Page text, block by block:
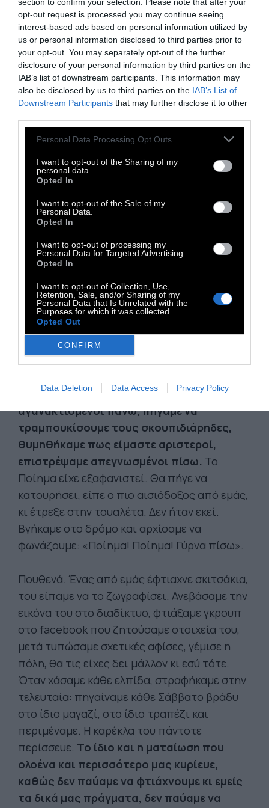
opt-out request is processed you may continue seeing
interest-based ads based on personal information utilized by
us or personal information disclosed to third parties prior to
your opt-out. You may separately opt-out of the further
disclosure of your personal information by third parties on the
IAB’s list of downstream participants. This information may
also be disclosed by us to third parties on the IAB’s List of
Downstream Participants that may further disclose it to other
Personal Data Processing Opt Outs
I want to opt-out of the Sharing of my
personal data.
Opted In
I want to opt-out of the Sale of my
Personal Data.
Opted In
I want to opt-out of processing my
Personal Data for Targeted Advertising.
Opted In
I want to opt-out of Collection, Use,
Retention, Sale, and/or Sharing of my
Personal Data that Is Unrelated with the
Purposes for which it was collected.
Opted Out
CONFIRM
Data Deletion Data Access Privacy Policy
καθόταν δηλαδή ο καθένας μας.
Όλα γκρεμίστηκαν από τον ήχο του
εκείνη την ώρα.
Πεταχτήκαμε
αγανακτισμένοι πάνω, πήγαμε να
τραμπουκίσουμε τους σκουπιδιάρηδες,
θυμηθήκαμε πως είμαστε αριστεροί,
επιστρέψαμε απεγνωσμένοι πίσω. Το
Ποίημα είχε εξαφανιστεί. Θα πήγε να
κατουρήσει, είπε ο πιο αισιόδοξος από εμάς,
κι έτρεξε στην τουαλέτα. Δεν ήταν εκεί.
Βγήκαμε στο δρόμο και αρχίσαμε να
φωνάζουμε: «Ποίημα! Ποίημα! Γύρνα πίσω».
Πουθενά. Ένας από εμάς έφτιαχνε σκιτσάκια,
του είπαμε να το ζωγραφίσει. Ανεβάσαμε την
εικόνα του στο διαδίκτυο, φτιάξαμε γκρουπ
στο facebook που ζητούσαμε στοιχεία του,
μετά τυπώσαμε σχετικές αφίσες, γέμισε η
πόλη, θα τις είχες δει μάλλον κι εσύ τότε.
Όταν χάσαμε κάθε ελπίδα, στραφήκαμε στην
τελευταία: πηγαίναμε κάθε Σάββατο βράδυ
στο ίδιο μαγαζί, στο ίδιο τραπέζι και
περιμέναμε. Η καρέκλα του πάντοτε
περίσσευε. Το ίδιο και η ματαίωση που
ολοένα και περισσότερο μας κυρίευε,
καθώς δεν παύαμε να φτιάχνουμε κι εμείς
τα δικά μας πράγματα, δεν παύαμε να